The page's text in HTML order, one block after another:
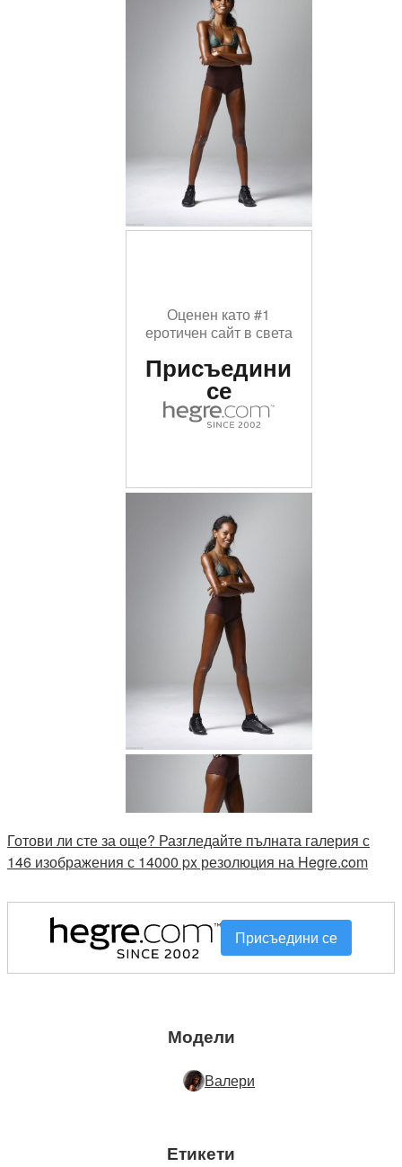
Оценен като #1
еротичен сайт в света
Присъедини
се
Готови ли сте за още? Разгледайте пълната галерия с
146 изображения с 14000 px резолюция на Hegre.com
Присъедини се
Модели
Валери
Етикети